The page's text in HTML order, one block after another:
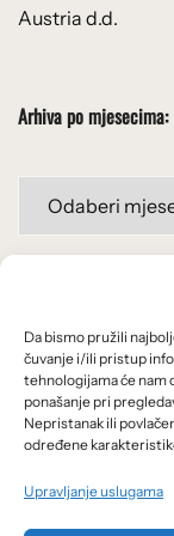
Da bismo pružili
čuvanje i/ili pristup
tehnologijama će nam
ponašanje pri
Nepristanak ili
određene
Upravljanje uslugama
Austria d.d.
Arhiva po mjesecima:
mjesecima:
Uvjeti korištenja
Politika
Kolačići